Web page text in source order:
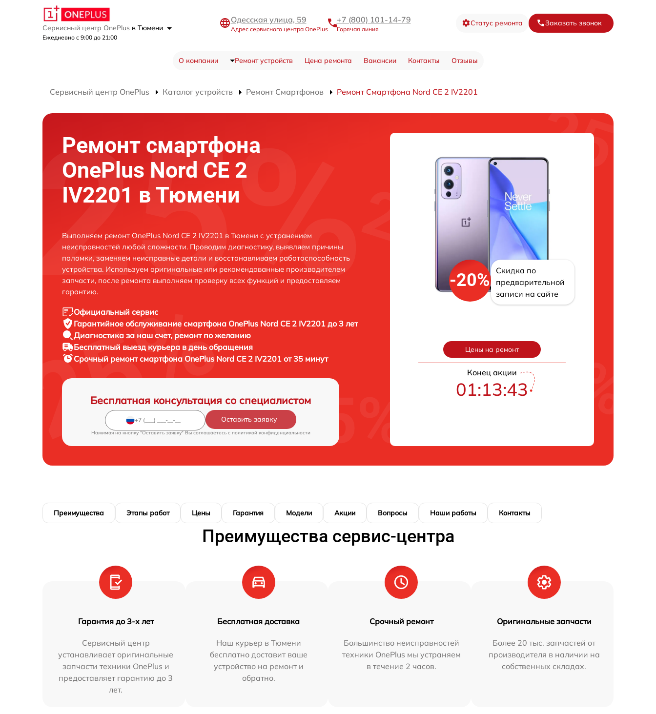
Сервисный центр OnePlus в Тюмени
Ежедневно с 9:00 до 21:00
Одесская улица, 59
Адрес сервисного центра OnePlus
+7 (800) 101-14-79
Горячая линия
Статус ремонта Заказать звонок
О компании Ремонт устройств Цена ремонта Вакансии Контакты Отзывы
Сервисный центр OnePlus Каталог устройств Ремонт Смартфонов Ремонт Смартфона Nord CE 2 IV2201
Ремонт смартфона
OnePlus Nord CE 2
IV2201 в Тюмени
Выполняем ремонт OnePlus Nord CE 2 IV2201 в Тюмени с устранением
неисправностей любой сложности. Проводим диагностику, выявляем причины
поломки, заменяем неисправные детали и восстанавливаем работоспособность
устройства. Используем оригинальные или рекомендованные производителем
запчасти, после ремонта выполняем проверку всех функций и предоставляем
гарантию.
Официальный сервис
Гарантийное обслуживание смартфона OnePlus Nord CE 2 IV2201 до 3 лет
Диагностика за наш счет, ремонт по желанию
Бесплатный выезд курьера в день обращения
Срочный ремонтсмартфона OnePlus Nord CE 2 IV2201 от 35 минут
Бесплатная консультация со специалистом
Оставить заявку
Нажимая на кнопку "Оставить заявку" Вы соглашаетесь c политикой конфиденциальности
-20%
Скидка по
предварительной
записи на сайте
Цены на ремонт
Конец акции
01:13:43
Преимущества Этапы работ Цены Гарантия Модели Акции Вопросы Наши работы Контакты
Преимущества сервис-центра
Гарантия до 3-х лет
Сервисный центр
устанавливает оригинальные
запчасти техники OnePlus и
предоставляет гарантию до 3
лет.
Бесплатная доставка
Наш курьер в Тюмени
бесплатно доставит ваше
устройство на ремонт и
обратно.
Срочный ремонт
Большинство неисправностей
техники OnePlus мы устраняем
в течение 2 часов.
Оригинальные запчасти
Более 20 тыс. запчастей от
производителя в наличии на
собственных складах.